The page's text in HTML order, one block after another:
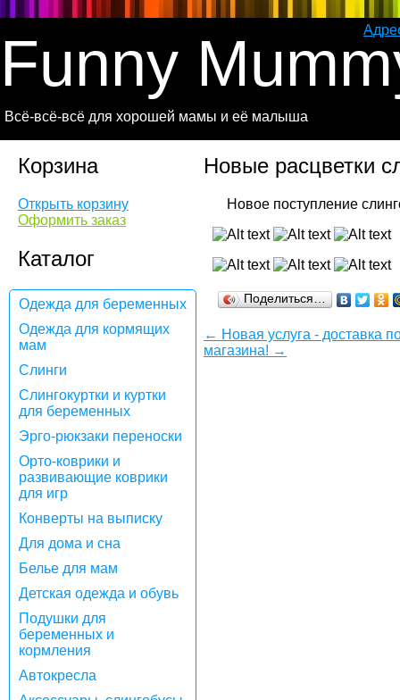
Funny
Всё-всё-всё для хорошей мамы и её малыша
Корзина
Открыть корзину
Оформить заказ
Каталог
Одежда для беременных
Одежда для кормящих
мам
Слинги
Слингокуртки и куртки
для беременных
Эрго-рюкзаки переноски
Орто-коврики и
развивающие коврики
для игр
Конверты на выписку
Для дома и сна
Белье для мам
Детская одежда и обувь
Подушки для
беременных и
кормления
Автокресла
Новые расцветки
Поделиться…
← Новая услуга - доставка
магазина! →